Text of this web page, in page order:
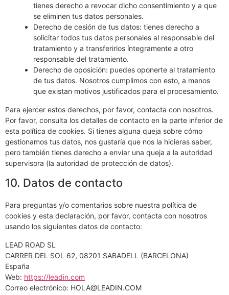
tienes derecho a revocar dicho consentimiento y a que
se eliminen tus datos personales.
Derecho de cesión de tus datos: tienes derecho a
solicitar todos tus datos personales al responsable del
tratamiento y a transferirlos íntegramente a otro
responsable del tratamiento.
Derecho de oposición: puedes oponerte al tratamiento
de tus datos. Nosotros cumplimos con esto, a menos
que existan motivos justificados para el procesamiento.
Para ejercer estos derechos, por favor, contacta con nosotros.
Por favor, consulta los detalles de contacto en la parte inferior de
esta política de cookies. Si tienes alguna queja sobre cómo
gestionamos tus datos, nos gustaría que nos la hicieras saber,
pero también tienes derecho a enviar una queja a la autoridad
supervisora (la autoridad de protección de datos).
10. Datos de contacto
Para preguntas y/o comentarios sobre nuestra política de
cookies y esta declaración, por favor, contacta con nosotros
usando los siguientes datos de contacto:
LEAD ROAD SL
CARRER DEL SOL 62, 08201 SABADELL (BARCELONA)
España
Web: https://leadin.com
Correo electrónico: HOLA@LEADIN.COM